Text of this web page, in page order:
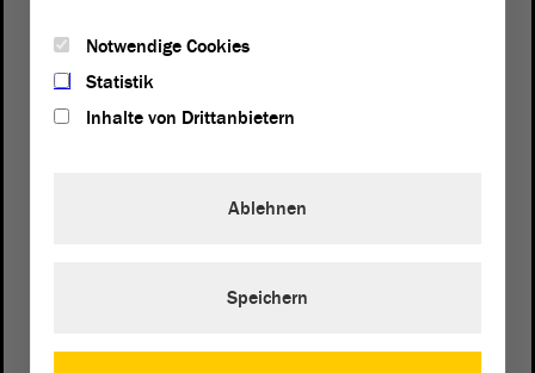
Domplatz 6–9
Notwendige Cookies
Statistik
Inhalte von Drittanbietern
Ablehnen
Speichern